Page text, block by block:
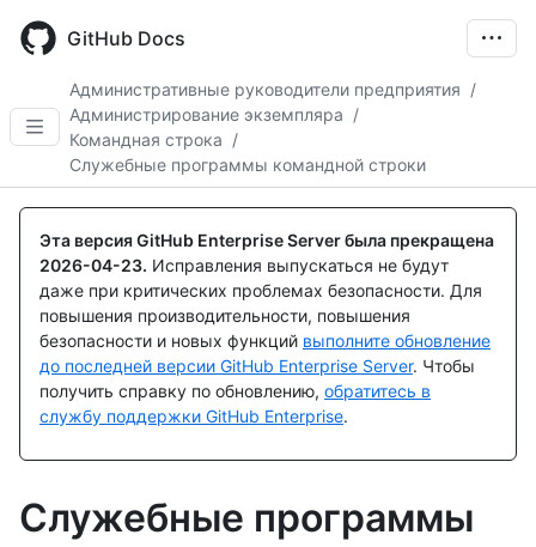
main
GitHub Docs
Административные руководители предприятия /
Администрирование экземпляра /
Командная строка /
Служебные программы командной строки
Эта версия GitHub Enterprise Server была прекращена
2026-04-23. Исправления выпускаться не будут
даже при критических проблемах безопасности. Для
повышения производительности, повышения
безопасности и новых функций выполните обновление
до последней версии GitHub Enterprise Server. Чтобы
получить справку по обновлению, обратитесь в
службу поддержки GitHub Enterprise.
Служебные программы